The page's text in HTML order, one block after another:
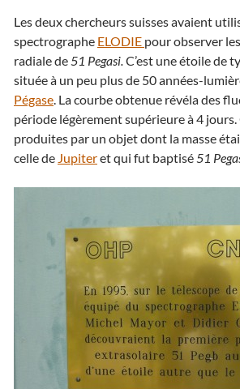
Les deux chercheurs suisses avaient
spectrographe ELODIE pour observer
radiale de51 Pegasi.C’est une étoile de
située à un peu plus de 50 années-
Pégase. La courbe obtenue révéla des
période légèrement supérieure à 4
produites par un objet dont la masse
celle de Jupiteret qui fut baptisé51